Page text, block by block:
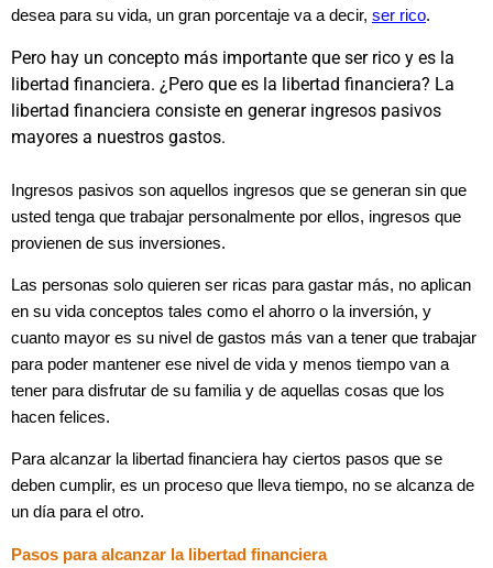
desea para su vida, un gran porcentaje va a decir, ser rico.
Pero hay un concepto más importante que ser rico y es la
libertad financiera. ¿Pero que es la libertad financiera? La
libertad financiera consiste en generar ingresos pasivos
mayores a nuestros gastos.
Ingresos pasivos son aquellos ingresos que se generan sin que
usted tenga que trabajar personalmente por ellos, ingresos que
provienen de sus inversiones.
Las personas solo quieren ser ricas para gastar más, no aplican
en su vida conceptos tales como el ahorro o la inversión, y
cuanto mayor es su nivel de gastos más van a tener que trabajar
para poder mantener ese nivel de vida y menos tiempo van a
tener para disfrutar de su familia y de aquellas cosas que los
hacen felices.
Para alcanzar la libertad financiera hay ciertos pasos que se
deben cumplir, es un proceso que lleva tiempo, no se alcanza de
un día para el otro.
Pasos para alcanzar la libertad financiera